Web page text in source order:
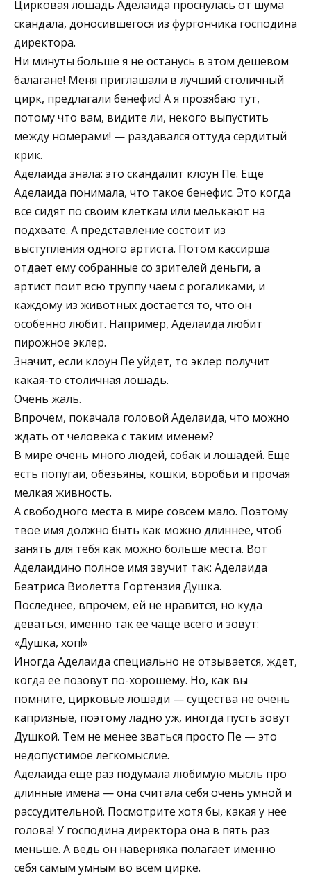
Цирковая лошадь Аделаида проснулась от шума
скандала, доносившегося из фургончика господина
директора.
Ни минуты больше я не останусь в этом дешевом
балагане! Меня приглашали в лучший столичный
цирк, предлагали бенефис! А я прозябаю тут,
потому что вам, видите ли, некого выпустить
между номерами! — раздавался оттуда сердитый
крик.
Аделаида знала: это скандалит клоун Пе. Еще
Аделаида понимала, что такое бенефис. Это когда
все сидят по своим клеткам или мелькают на
подхвате. А представление состоит из
выступления одного артиста. Потом кассирша
отдает ему собранные со зрителей деньги, а
артист поит всю труппу чаем с рогаликами, и
каждому из животных достается то, что он
особенно любит. Например, Аделаида любит
пирожное эклер.
Значит, если клоун Пе уйдет, то эклер получит
какая-то столичная лошадь.
Очень жаль.
Впрочем, покачала головой Аделаида, что можно
ждать от человека с таким именем?
В мире очень много людей, собак и лошадей. Еще
есть попугаи, обезьяны, кошки, воробьи и прочая
мелкая живность.
А свободного места в мире совсем мало. Поэтому
твое имя должно быть как можно длиннее, чтоб
занять для тебя как можно больше места. Вот
Аделаидино полное имя звучит так: Аделаида
Беатриса Виолетта Гортензия Душка.
Последнее, впрочем, ей не нравится, но куда
деваться, именно так ее чаще всего и зовут:
«Душка, хоп!»
Иногда Аделаида специально не отзывается, ждет,
когда ее позовут по-хорошему. Но, как вы
помните, цирковые лошади — существа не очень
капризные, поэтому ладно уж, иногда пусть зовут
Душкой. Тем не менее зваться просто Пе — это
недопустимое легкомыслие.
Аделаида еще раз подумала любимую мысль про
длинные имена — она считала себя очень умной и
рассудительной. Посмотрите хотя бы, какая у нее
голова! У господина директора она в пять раз
меньше. А ведь он наверняка полагает именно
себя самым умным во всем цирке.